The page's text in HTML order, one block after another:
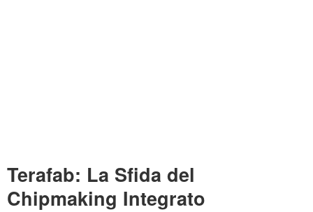
Terafab: La Sfida del
Chipmaking Integrato